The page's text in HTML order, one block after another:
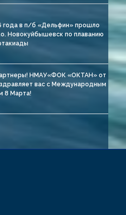
года в п/б «Дельфин» прошло
Новокуйбышевск по плаванию
НМАУ«ФОК «ОКТАН» от
вас с Международным
8 Марта!